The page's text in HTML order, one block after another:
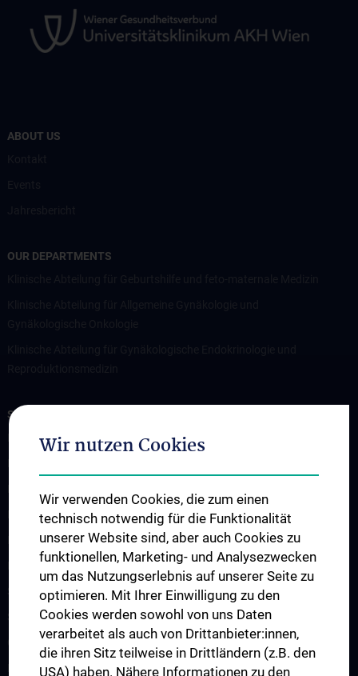
ABOUT US
OUR DEPARTMENTS
STUDIES, TRAINING AND FURTHER EDUCATION
Department for Education and Postgraduate Training
Doctoral Programs UN790
International Students
Postgraduate Education
Suggested teaching aids
Schedule of Lectures
Continuing Education
Erasmus Plus Project
Wir nutzen Cookies
Wir verwenden Cookies, die zum einen
technisch notwendig für die Funktionalität
unserer Website sind, aber auch Cookies zu
funktionellen, Marketing- und Analysezwecken
um das Nutzungserlebnis auf unserer Seite zu
optimieren. Mit Ihrer Einwilligung zu den
Cookies werden sowohl von uns Daten
verarbeitet als auch von Drittanbieter:innen,
die ihren Sitz teilweise in Drittländern (z.B. den
USA) haben. Nähere Informationen zu den